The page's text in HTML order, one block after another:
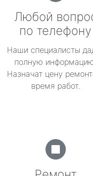
Любой
по телефону
Наши специалисты
полную
Назначат цену
время работ.